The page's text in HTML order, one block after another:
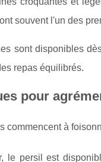
souvent l'un des
sont disponibles
repas équilibrés.
pour
commencent à
le persil est